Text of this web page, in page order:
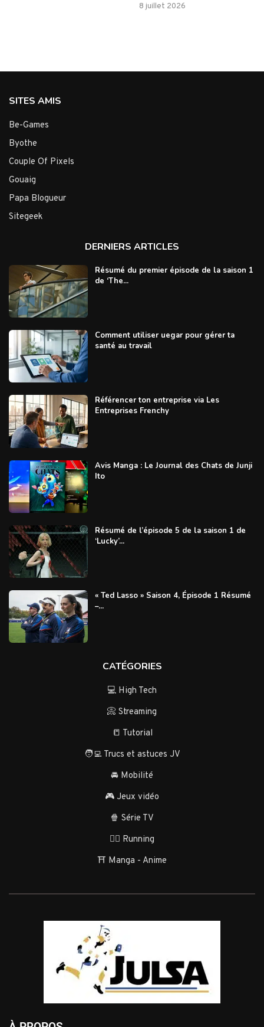
8 juillet 2026
SITES AMIS
Be-Games
Byothe
Couple Of Pixels
Gouaig
Papa Blogueur
Sitegeek
DERNIERS ARTICLES
Résumé du premier épisode de la saison 1
de ‘The...
Comment utiliser uegar pour gérer ta
santé au travail
Référencer ton entreprise via Les
Entreprises Frenchy
Avis Manga : Le Journal des Chats de Junji
Ito
Résumé de l’épisode 5 de la saison 1 de
‘Lucky’...
« Ted Lasso » Saison 4, Épisode 1 Résumé
–...
CATÉGORIES
💻 High Tech
📀 Streaming
📒 Tutorial
🧑‍💻 Trucs et astuces JV
🚘 Mobilité
🎮 Jeux vidéo
🍿 Série TV
🏃‍♂️ Running
⛩️ Manga - Anime